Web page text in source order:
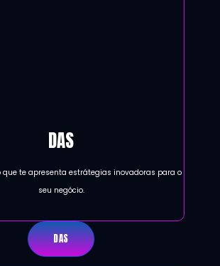
DAS
que te apresenta estrátegias inovadoras para o
seu negócio.
DAS